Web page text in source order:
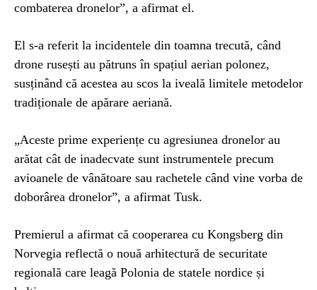
combaterea dronelor”, a afirmat el.
El s-a referit la incidentele din toamna trecută, când
drone rusești au pătruns în spațiul aerian polonez,
susținând că acestea au scos la iveală limitele metodelor
tradiționale de apărare aeriană.
„Aceste prime experiențe cu agresiunea dronelor au
arătat cât de inadecvate sunt instrumentele precum
avioanele de vânătoare sau rachetele când vine vorba de
doborârea dronelor”, a afirmat Tusk.
Premierul a afirmat că cooperarea cu Kongsberg din
Norvegia reflectă o nouă arhitectură de securitate
regională care leagă Polonia de statele nordice și